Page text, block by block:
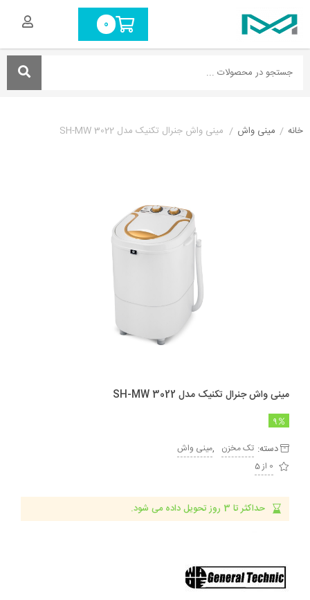
0
خانه / مینی واش / مینی واش جنرال تکنیک مدل SH-MW 3022
مینی واش جنرال تکنیک مدل SH-MW 3022
9
دسته: تک مخزن ,مینی واش
0 از 5
حداکثر تا 3 روز تحویل داده می شود.